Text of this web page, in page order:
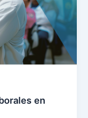
en